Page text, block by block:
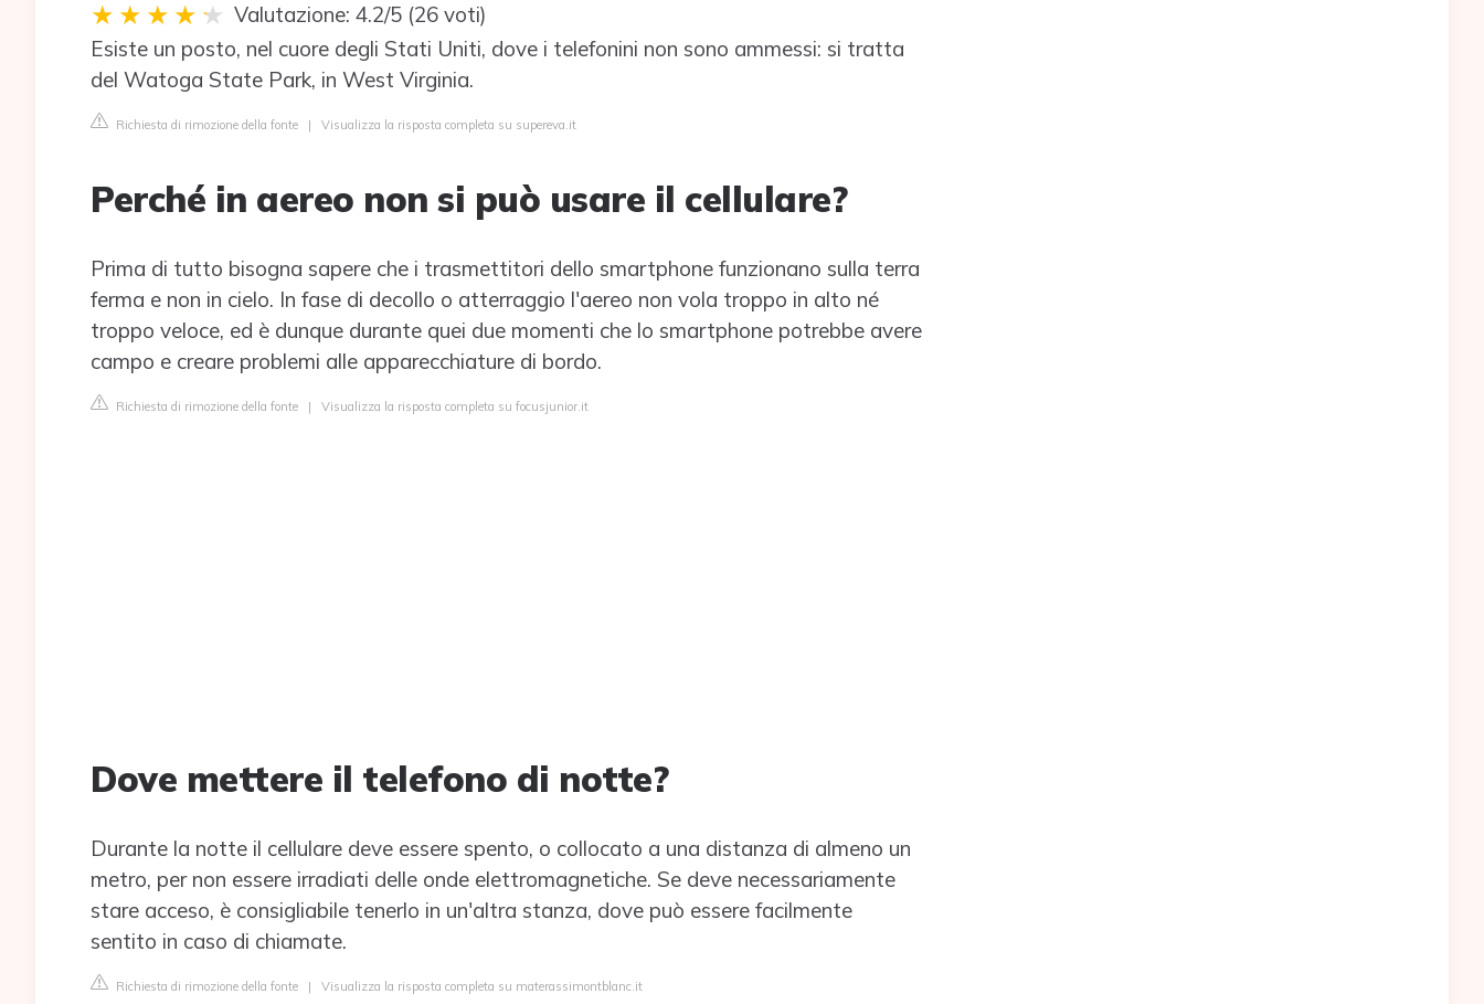
Valutazione: 4.2/5 (26 voti)
Esiste un posto, nel cuore degli Stati Uniti, dove i telefonini non sono ammessi: si tratta
del Watoga State Park, in West Virginia.
Richiesta di rimozione della fonte | Visualizza la risposta completa su supereva.it
Perché in aereo non si può usare il cellulare?
Prima di tutto bisogna sapere che i trasmettitori dello smartphone funzionano sulla terra
ferma e non in cielo. In fase di decollo o atterraggio l'aereo non vola troppo in alto né
troppo veloce, ed è dunque durante quei due momenti che lo smartphone potrebbe avere
campo e creare problemi alle apparecchiature di bordo.
Richiesta di rimozione della fonte | Visualizza la risposta completa su focusjunior.it
Dove mettere il telefono di notte?
Durante la notte il cellulare deve essere spento, o collocato a una distanza di almeno un
metro, per non essere irradiati delle onde elettromagnetiche. Se deve necessariamente
stare acceso, è consigliabile tenerlo in un'altra stanza, dove può essere facilmente
sentito in caso di chiamate.
Richiesta di rimozione della fonte | Visualizza la risposta completa su materassimontblanc.it